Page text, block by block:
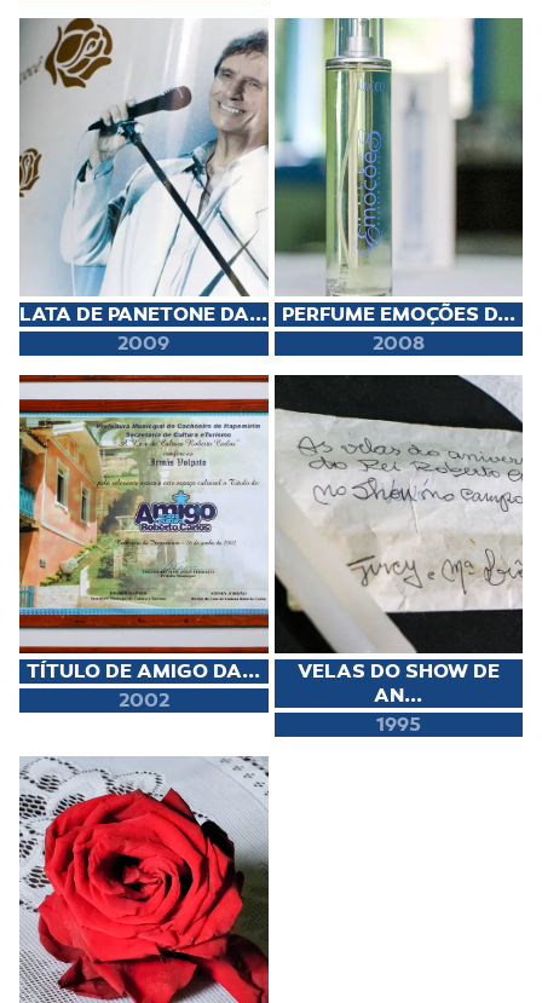
LATA DE PANETONE DA...
2009
PERFUME EMOÇÕES D...
2008
TÍTULO DE AMIGO DA...
2002
VELAS DO SHOW DE
AN...
1995